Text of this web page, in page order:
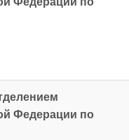
Федерации по